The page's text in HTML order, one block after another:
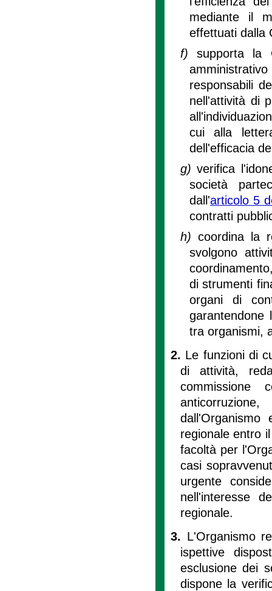
mediante il
effettuati dalla
f) supporta la
responsabili
nell'attività di
cui alla
dell'efficacia
g)verifica
società
dall'articolo 5
contratti
h) coordina la
svolgono
di strumenti
organi di
garantendone
tra organismi,
2. Le funzioni di
di attività,
commissione
regionale entro
facoltà per
casi
urgente
nell'interesse
regionale.
3. L'Organismo
ispettive
esclusione dei
dispone la